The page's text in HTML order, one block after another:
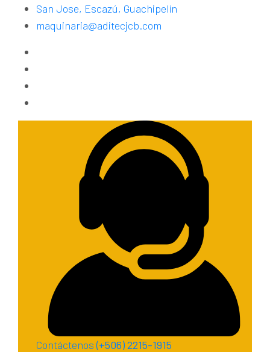
San Jose, Escazú, Guachipelín
maquinaria@aditecjcb.com
Contáctenos (+506) 2215-1915